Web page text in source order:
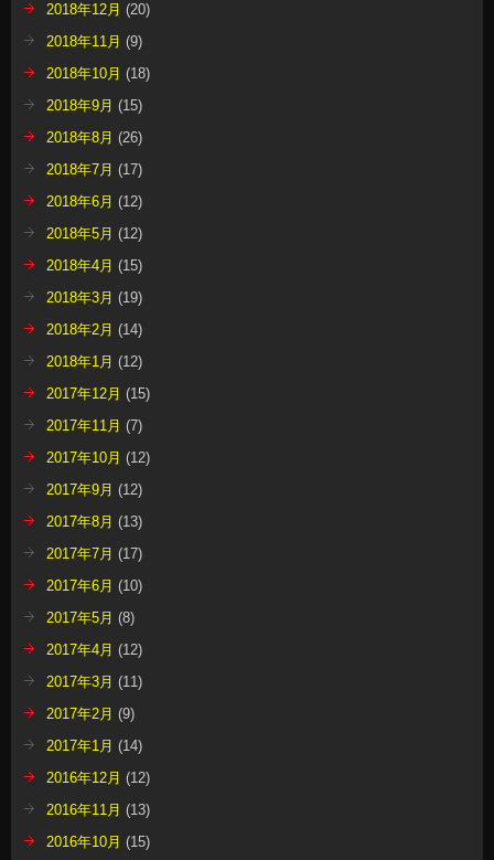
2018年12月 (20)
2018年11月 (9)
2018年10月 (18)
2018年9月 (15)
2018年8月 (26)
2018年7月 (17)
2018年6月 (12)
2018年5月 (12)
2018年4月 (15)
2018年3月 (19)
2018年2月 (14)
2018年1月 (12)
2017年12月 (15)
2017年11月 (7)
2017年10月 (12)
2017年9月 (12)
2017年8月 (13)
2017年7月 (17)
2017年6月 (10)
2017年5月 (8)
2017年4月 (12)
2017年3月 (11)
2017年2月 (9)
2017年1月 (14)
2016年12月 (12)
2016年11月 (13)
2016年10月 (15)